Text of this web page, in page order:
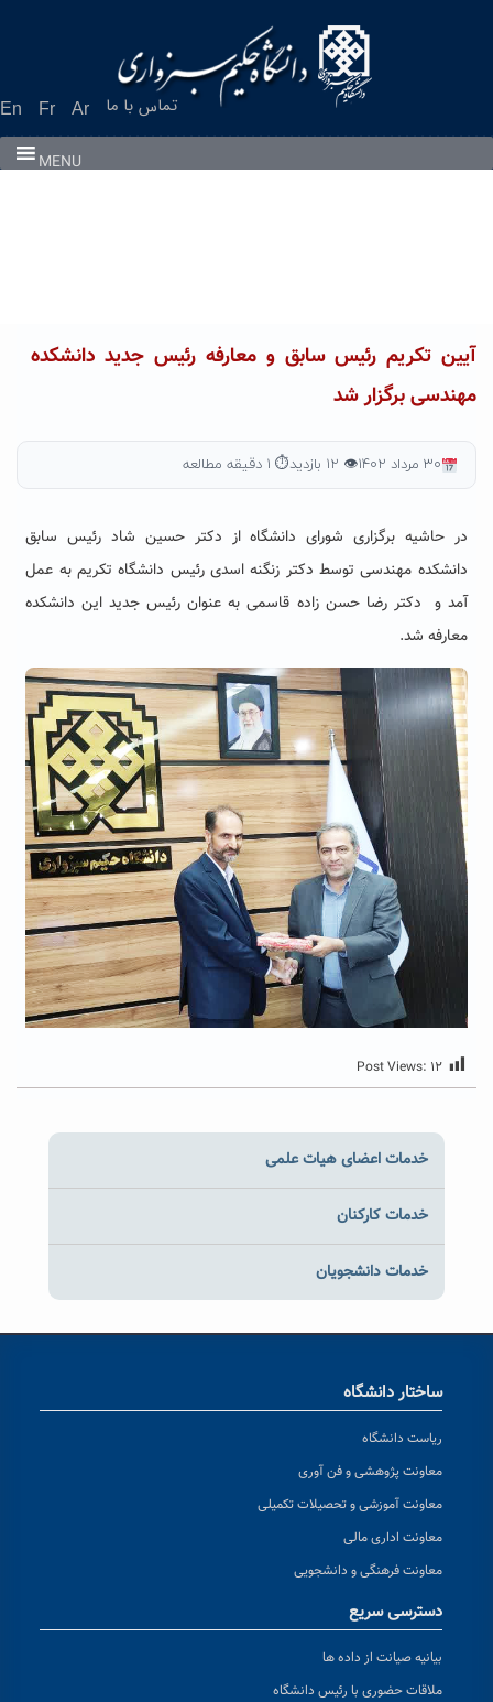
En Fr Ar تماس با ما
MENU
آیین تکریم رئیس سابق و معارفه رئیس جدید دانشکده
مهندسی برگزار شد
۳۰ مرداد ۱۴۰۲ 👁 ۱۲ بازدید ⏱ ۱ دقیقه مطالعه
در حاشیه برگزاری شورای دانشگاه از دکتر حسین شاد رئیس سابق
دانشکده مهندسی توسط دکتر زنگنه اسدی رئیس دانشگاه تکریم به عمل
آمد و دکتر رضا حسن زاده قاسمی به عنوان رئیس جدید این دانشکده
معارفه شد.
Post Views: ۱۲
خدمات اعضای هیات علمی
خدمات کارکنان
خدمات دانشجویان
ساختار دانشگاه
ریاست دانشگاه
معاونت پژوهشی و فن آوری
معاونت آموزشی و تحصیلات تکمیلی
معاونت اداری مالی
معاونت فرهنگی و دانشجویی
دسترسی سریع
بیانیه صیانت از داده ها
ملاقات حضوری با رئیس دانشگاه